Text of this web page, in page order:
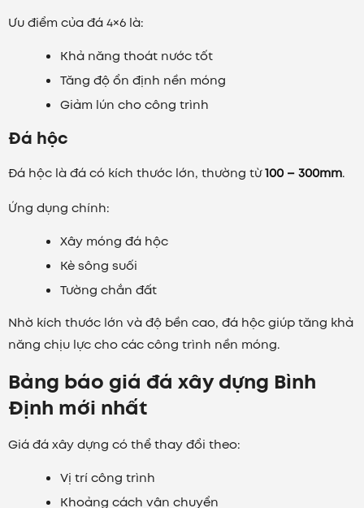
Ưu điểm của đá 4×6 là:
Khả năng thoát nước tốt
Tăng độ ổn định nền móng
Giảm lún cho công trình
Đá hộc
Đá hộc là đá có kích thước lớn, thường từ100 – 300mm.
Ứng dụng chính:
Xây móng đá hộc
Kè sông suối
Tường chắn đất
Nhờ kích thước lớn và độ bền cao, đá hộc giúp tăng khả
năng chịu lực cho các công trình nền móng.
Bảng báo giá đá xây dựng Bình
Định mới nhất
Giá đá xây dựng có thể thay đổi theo:
Vị trí công trình
Khoảng cách vận chuyển